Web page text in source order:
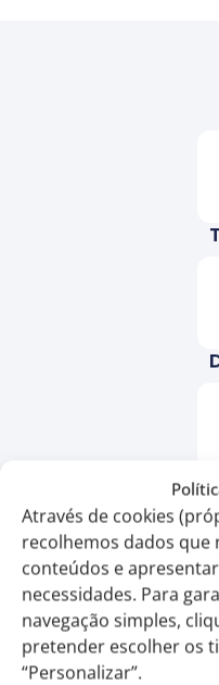
Através de cookies
recolhemos dados
conteúdos e
necessidades. Para
navegação simples,
pretender escolher os
“Personalizar”.